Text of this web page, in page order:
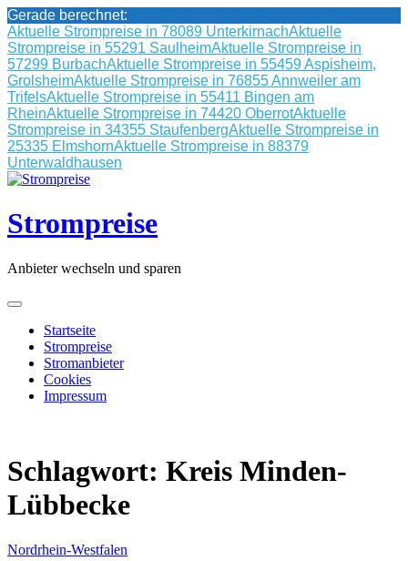
Gerade berechnet:
Aktuelle Strompreise in 78089 UnterkirnachAktuelle
Strompreise in 55291 SaulheimAktuelle Strompreise in
57299 BurbachAktuelle Strompreise in 55459 Aspisheim,
GrolsheimAktuelle Strompreise in 76855 Annweiler am
TrifelsAktuelle Strompreise in 55411 Bingen am
RheinAktuelle Strompreise in 74420 OberrotAktuelle
Strompreise in 34355 StaufenbergAktuelle Strompreise in
25335 ElmshornAktuelle Strompreise in 88379
Unterwaldhausen
Skip
content
Strompreise
Anbieter wechseln und sparen
Startseite
Strompreise
Stromanbieter
Cookies
Impressum
Schlagwort: Kreis Minden-
Lübbecke
Nordrhein-Westfalen